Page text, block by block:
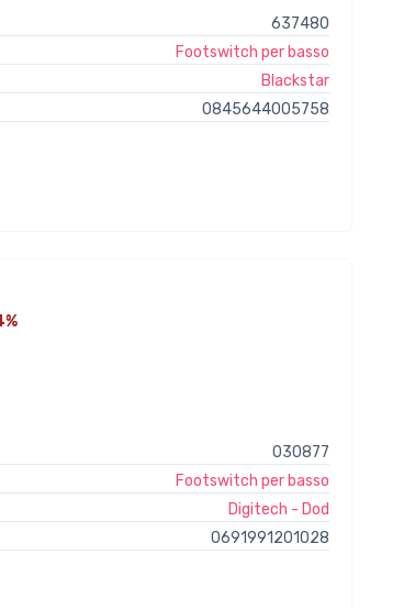
637480
Footswitch per basso
Blackstar
0845644005758
030877
Footswitch per basso
Digitech - Dod
0691991201028